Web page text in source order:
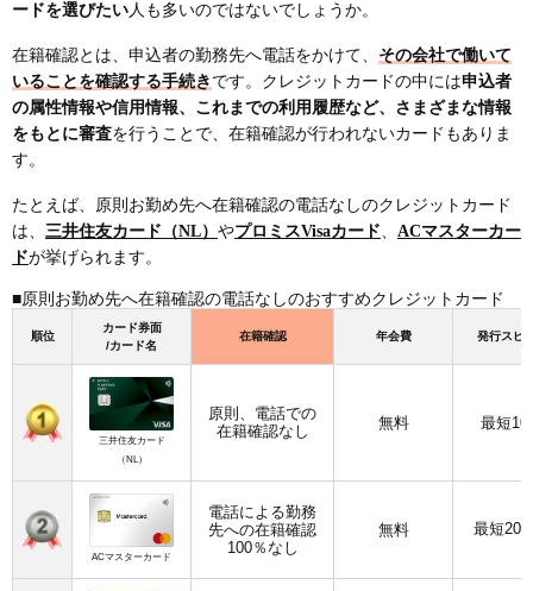
ードを選びたい人も多いのではないでしょうか。
在籍確認とは、申込者の勤務先へ電話をかけて、 その会社で働いて
いることを確認する手続き です。クレジットカードの中には申込者
の属性情報や信用情報、これまでの利用履歴など、さまざまな情報
をもとに審査を行うことで、在籍確認が行われないカードもありま
す。
たとえば、原則お勤め先へ在籍確認の電話なしのクレジットカード
は、 三井住友カード（NL） やプロミスVisaカード、 ACマスターカー
ドが挙げられます。
■原則お勤め先へ在籍確認の電話なしのおすすめクレジットカード
順位
カード券面
/カード名
在籍確認 年会費 発行スピ
三井住友カード
（NL）
原則、電話での
在籍確認なし
無料 最短10
ACマスターカード
電話による勤務
先への在籍確認
100％なし
無料 最短20